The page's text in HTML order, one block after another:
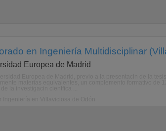
en Ingeniería Multidisciplinar
Europea de Madrid